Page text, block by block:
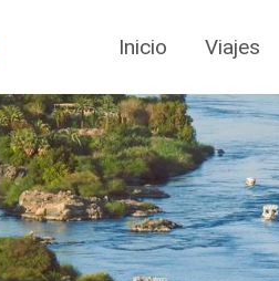
Inicio Viajes